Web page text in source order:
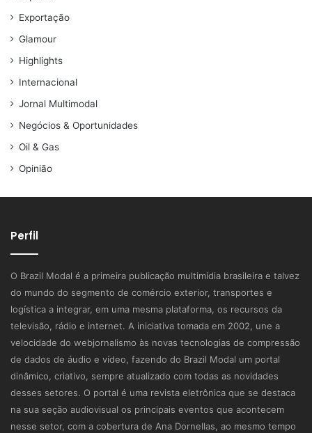
Exportação
Glamour
Highlights
Internacional
Jornal Multimodal
Negócios & Oportunidades
Oil & Gas
Opinião
Perfil
O Brazil Modal é a primeira publicação multimídia brasileira e talvez
do mundo do segmento de comércio exterior, transportes e
logística a integrar, em uma mesma plataforma, os recursos da
televisão, rádio e internet. A iniciativa tomada em 2002, une a
velocidade do webjornalismo às novas tecnologias de compressão
de dados de áudio e vídeo, fazendo do Brazil Modal um portal
dinâmico, criativo, sempre atualizado com todas as novidades
desses setores. O portal é uma revista eletrônica que se destaca
na sua seção audiovisual os principais eventos que acontecem
nesse setor, com a cobertura de Ana Dornellas, ao mesmo tempo